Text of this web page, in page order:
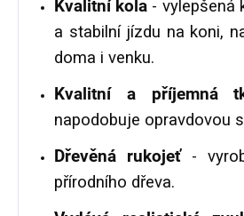
Kvalitní kola - vylepšená
a stabilní jízdu na koni,
doma i venku.
Kvalitní a příjemná
napodobuje opravdovou
Dřevěná rukojeť-
přírodního dřeva.